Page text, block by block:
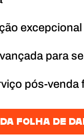
para
pós-venda
FOLHA DE